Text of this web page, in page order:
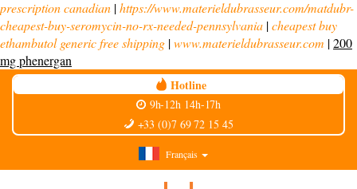
prescription canadian |https://www.materieldubrasseur.com/matdubr-
cheapest-buy-seromycin-no-rx-needed-pennsylvania |cheapest buy
ethambutol generic free shipping |www.materieldubrasseur.com |200
mg phenergan
Hotline
9h-12h 14h-17h
+33 (0)7 69 72 15 45
Français